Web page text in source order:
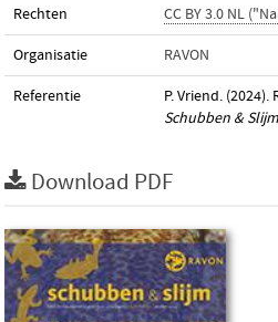
Rechten CC BY 3.0 NL
Organisatie RAVON
Referentie
P. Vriend.
Schubben & Slijm
Download PDF